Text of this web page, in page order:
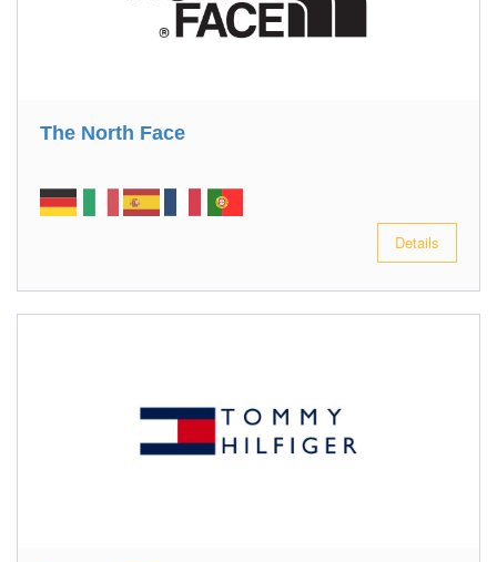
The North Face
Details